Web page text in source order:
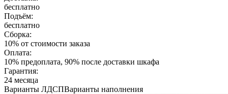
бесплатно
Подъём:
бесплатно
Сборка:
10% от стоимости заказа
Оплата:
10% предоплата, 90% после доставки шкафа
Гарантия:
24 месяца
Варианты ЛДСПВарианты наполнения